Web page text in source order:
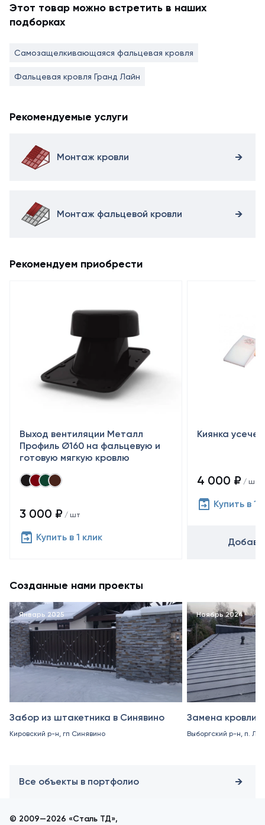
Этот товар можно встретить в наших
подборках
Самозащелкивающаяся фальцевая кровля
Фальцевая кровля Гранд Лайн
Рекомендуемые услуги
Монтаж кровли
Монтаж фальцевой кровли
Рекомендуем приобрести
Выход вентиляции Металл
Профиль Ø160 на фальцевую и
готовую мягкую кровлю
3 000 ₽ / шт
Купить в 1 клик
Киянка
4 000 ₽ / шт
Купить в 1
Созданные нами проекты
Январь 2025
Забор из штакетника в Синявино
Кировский р-н, гп Синявино
Ноябрь 2024
Замена кровли
Выборгский р-н, п.
Все объекты в портфолио
© 2009—2026 «Сталь ТД»,